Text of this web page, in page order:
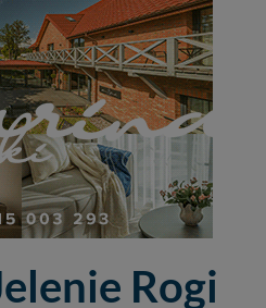
Rogi